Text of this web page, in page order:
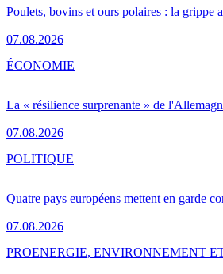
Poulets, bovins et ours polaires : la grippe
07.08.2026
La « résilience surprenante » de
07.08.2026
ÉCONOMIE
Quatre pays européens mettent en garde
07.08.2026
POLITIQUE
PROENERGIE, ENVIRONNEMENT